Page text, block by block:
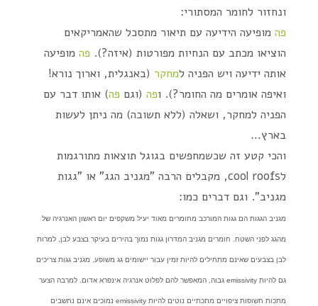
ונחזור לחומר המסתורי:
פהמופיעה הידיעה עם תיאור מתסכל שהאמריקאים
הוציאו מכתב עם הנחיות מפורטות (איזה?). פהמופיעה
אותה ידיעה ויש הפניה למחקר (באנגלית, וארוך נורא!
ואיפה אומרים מה החומר?). ופה(וגם פה) אותו דבר עם
הפניה למחקר, ושאלה (ללא תשובה) מה ניתן לעשות
בארץ…
והכי קטע זה שכשמחפשים בגוגל תוצאות מתורגמות
לcool roofs, מקבלים הרבה "מגניב הגג" או "גגות
מגניב". וגם דברים כמו:
מגניב הגגות הם גגות המורכב מחומרים מאוד יעיל משקפים יום ראשון האנרגיה של
מהגג לפני השטח. חומרים מגניב המדרון גגות נמוך בהירים בעיקר בצבע לבן, למרות
לבן בצבעים שאינם מתחילים להיות זמין עבור יישומים גג משופע. מגניב גגות צריכים
גם להיות emissivity גבוה, המאפשר להם לפלוט אנרגיה אינפרא אדום. למרבה הצער
מתכות חשופות ציפויים מתכתיים נוטים להיות emissivity נמוכים אינם נחשבים